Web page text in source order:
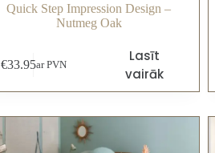
Quick Step Impression Design –
Nutmeg Oak
€33.95ar PVN
Lasīt
vairāk